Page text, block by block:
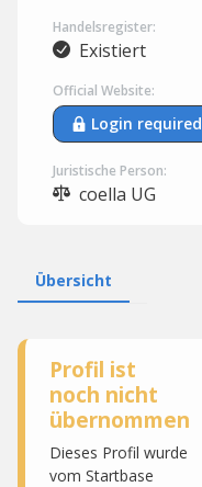
Handelsregister:
Existiert
Official Website:
Login required
Juristische Person:
coella UG
Übersicht
Profil ist
noch nicht
übernommen
Dieses Profil wurde
vom Startbase